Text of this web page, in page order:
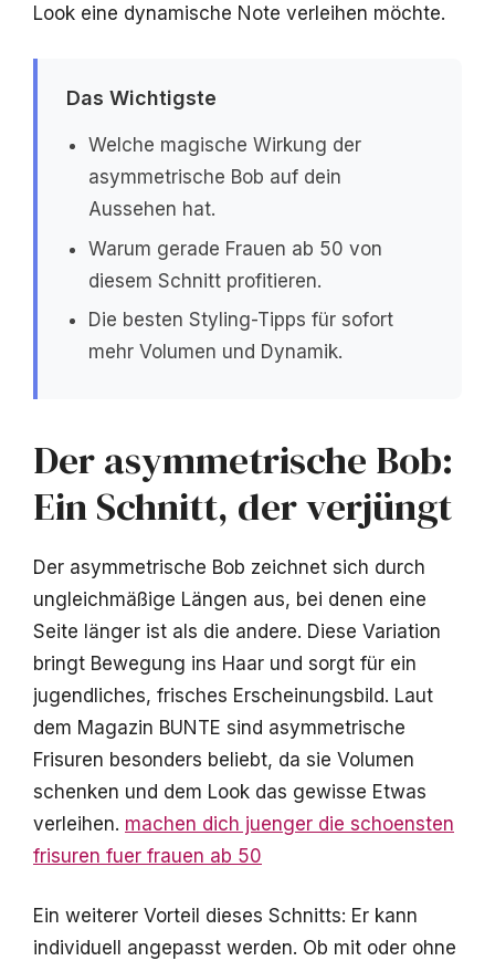
Look eine dynamische Note verleihen möchte.
Das Wichtigste
Welche magische Wirkung der
asymmetrische Bob auf dein
Aussehen hat.
Warum gerade Frauen ab 50 von
diesem Schnitt profitieren.
Die besten Styling-Tipps für sofort
mehr Volumen und Dynamik.
Der asymmetrische Bob:
Ein Schnitt, der verjüngt
Der asymmetrische Bob zeichnet sich durch
ungleichmäßige Längen aus, bei denen eine
Seite länger ist als die andere. Diese Variation
bringt Bewegung ins Haar und sorgt für ein
jugendliches, frisches Erscheinungsbild. Laut
dem Magazin BUNTE sind asymmetrische
Frisuren besonders beliebt, da sie Volumen
schenken und dem Look das gewisse Etwas
verleihen. machen dich juenger die schoensten
frisuren fuer frauen ab 50
Ein weiterer Vorteil dieses Schnitts: Er kann
individuell angepasst werden. Ob mit oder ohne